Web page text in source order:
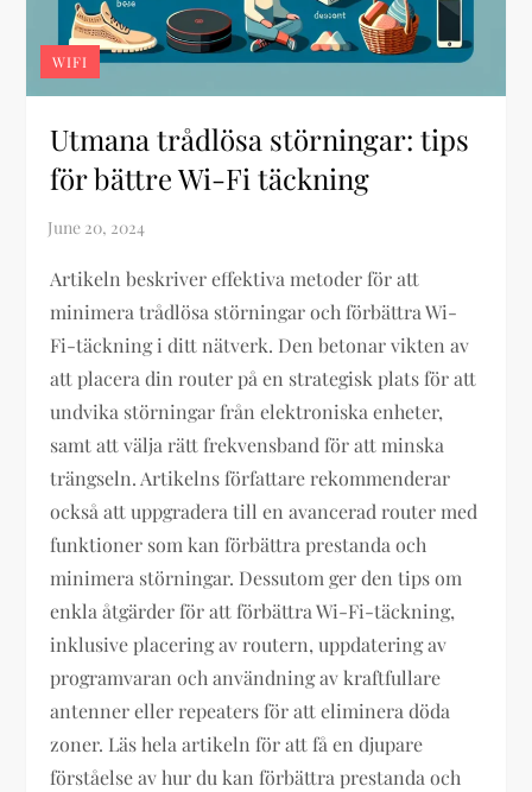
WIFI
Utmana trådlösa störningar: tips
för bättre Wi-Fi täckning
Artikeln beskriver effektiva metoder för att
minimera trådlösa störningar och förbättra Wi-
Fi-täckning i ditt nätverk. Den betonar vikten av
att placera din router på en strategisk plats för att
undvika störningar från elektroniska enheter,
samt att välja rätt frekvensband för att minska
trängseln. Artikelns författare rekommenderar
också att uppgradera till en avancerad router med
funktioner som kan förbättra prestanda och
minimera störningar. Dessutom ger den tips om
enkla åtgärder för att förbättra Wi-Fi-täckning,
inklusive placering av routern, uppdatering av
programvaran och användning av kraftfullare
antenner eller repeaters för att eliminera döda
zoner. Läs hela artikeln för att få en djupare
förståelse av hur du kan förbättra prestanda och